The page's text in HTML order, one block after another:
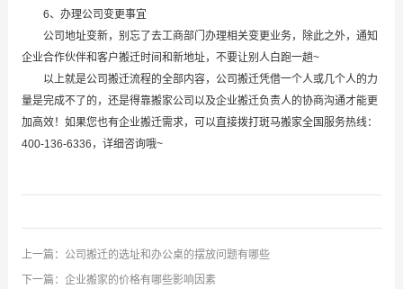
6、办理公司变更事宜
公司地址变新，别忘了去工商部门办理相关变更业务，除此之外，通知
企业合作伙伴和客户搬迁时间和新地址，不要让别人白跑一趟~
以上就是公司搬迁流程的全部内容，公司搬迁凭借一个人或几个人的力
量是完成不了的，还是得靠搬家公司以及企业搬迁负责人的协商沟通才能更
加高效！如果您也有企业搬迁需求，可以直接拨打斑马搬家全国服务热线：
400-136-6336，详细咨询哦~
上一篇： 公司搬迁的选址和办公桌的摆放问题有哪些
下一篇： 企业搬家的价格有哪些影响因素